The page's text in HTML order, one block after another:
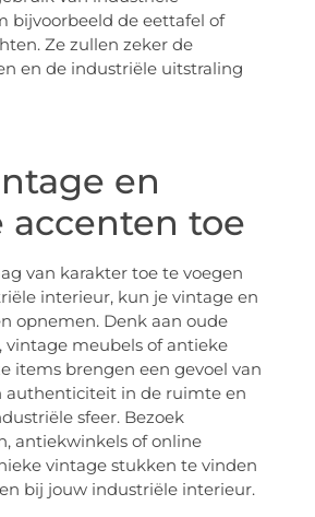
bijvoorbeeld de eettafel of
Ze zullen zeker de
en de industriële uitstraling
en
accenten toe
van karakter toe te voegen
interieur, kun je vintage en
opnemen. Denk aan oude
vintage meubels of antieke
items brengen een gevoel van
authenticiteit in de ruimte en
sfeer. Bezoek
antiekwinkels of online
vintage stukken te vinden
bij jouw industriële interieur.